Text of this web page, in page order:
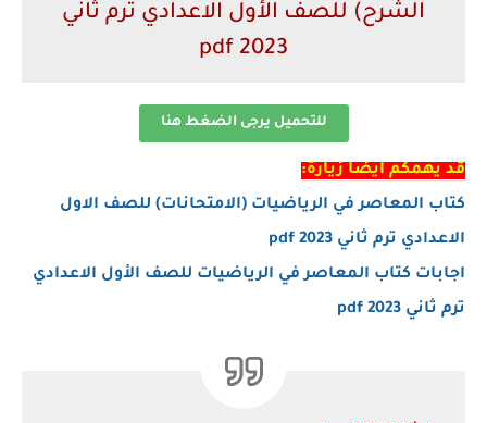
الشرح) للصف الأول الاعدادي ترم ثاني
2023 pdf
للتحميل يرجى الضغط هنا
قد يهمكم ايضا زيارة:
كتاب المعاصر في الرياضيات (الامتحانات) للصف الاول
الاعدادي ترم ثاني 2023 pdf
اجابات كتاب المعاصر في الرياضيات للصف الأول الاعدادي
ترم ثاني 2023 pdf